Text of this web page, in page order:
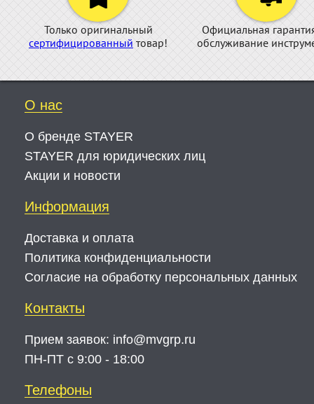
Только оригинальный
сертифицированный товар!
Официальная
обслуживание
О нас
О бренде STAYER
STAYER для юридических лиц
Акции и новости
Информация
Доставка и оплата
Политика конфиденциальности
Согласие на обработку персональных данных
Контакты
Прием заявок: info@mvgrp.ru
ПН-ПТ с 9:00 - 18:00
Телефоны